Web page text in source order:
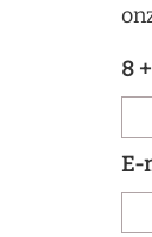
8
E-